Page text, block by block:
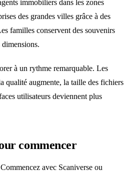
immobiliers dans les zones
des grandes villes grâce à des
familles conservent des souvenirs
dimensions.
à un rythme remarquable. Les
qualité augmente, la taille des fichiers
utilisateurs deviennent plus
commencer
avec Scaniverse ou